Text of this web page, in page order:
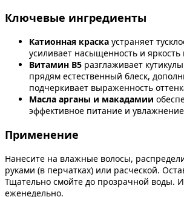
Ключевые ингредиенты
Катионная краска устраняет
усиливает насыщенность и яркость
Витамин В5 разглаживает
прядям естественный блеск,
подчеркивает выраженность
Масла арганы и макадамии
эффективное питание и
Применение
Нанесите на влажные волосы,
руками (в перчатках) или расческой.
Тщательно смойте до прозрачной воды.
еженедельно.